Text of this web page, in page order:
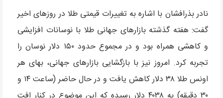
نادر بذرافشان با اشاره به تغییرات قیمتی طلا در روزهای اخیر
گفت: هفته گذشته بازارهای جهانی طلا با نوسانات افزایشی
و کاهشی همراه بود و در مجموع حدود ۱۵۰ دلار نوسان را
تجربه کرد. امروز نیز با بازگشایی بازارهای جهانی، بهای هر
اونس طلا ۳۸ دلار کاهش یافت و در حال حاضر (ساعت ۱۴ و